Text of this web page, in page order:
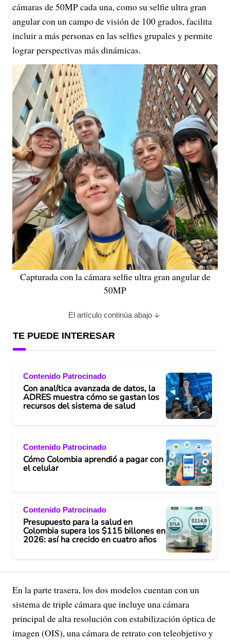
cámaras de 50MP cada una, como su selfie ultra gran
angular con un campo de visión de 100 grados, facilita
incluir a más personas en las selfies grupales y permite
lograr perspectivas más dinámicas.
Capturada con la cámara selfie ultra gran angular de
50MP
El artículo continúa abajo
TE PUEDE INTERESAR
Contenido Patrocinado
Con analítica avanzada de datos, la
ADRES muestra cómo se gastan los
recursos del sistema de salud
Contenido Patrocinado
Cómo Colombia aprendió a pagar con
el celular
Contenido Patrocinado
Presupuesto para la salud en
Colombia supera los $115 billones en
2026: así ha crecido en cuatro años
En la parte trasera, los dos modelos cuentan con un
sistema de triple cámara que incluye una cámara
principal de alta resolución con estabilización óptica de
imagen (OIS), una cámara de retrato con teleobjetivo y